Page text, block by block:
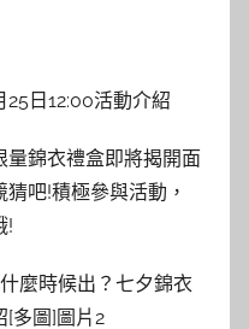
25日12:00活動介紹
量錦衣禮盒即將揭開面
吧!積極參與活動，
!